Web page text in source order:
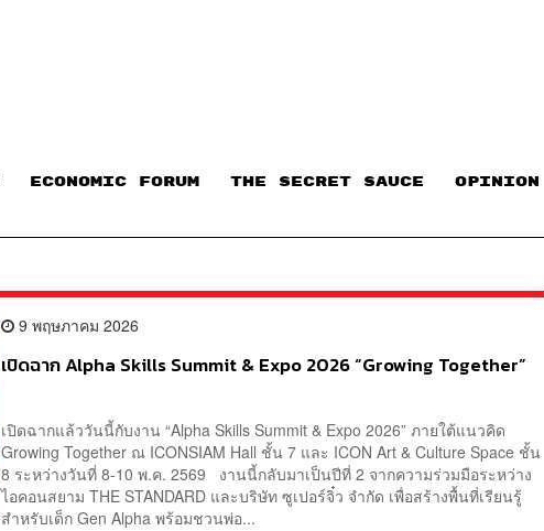
ECONOMIC FORUM THE SECRET SAUCE​ OPINION
9 พฤษภาคม 2026
เปิดฉาก Alpha Skills Summit & Expo 2026 “Growing Together”
เปิดฉากแล้ววันนี้กับงาน “Alpha Skills Summit & Expo 2026” ภายใต้แนวคิด
Growing Together ณ ICONSIAM Hall ชั้น 7 และ ICON Art & Culture Space ชั้น
8 ระหว่างวันที่ 8-10 พ.ค. 2569 งานนี้กลับมาเป็นปีที่ 2 จากความร่วมมือระหว่าง
ไอคอนสยาม THE STANDARD และบริษัท ซูเปอร์จิ๋ว จำกัด เพื่อสร้างพื้นที่เรียนรู้
สำหรับเด็ก Gen Alpha พร้อมชวนพ่อ...